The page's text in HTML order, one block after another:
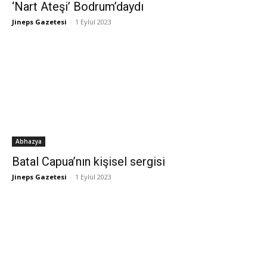
‘Nart Ateşi’ Bodrum’daydı
Jineps Gazetesi - 1 Eylül 2023
Abhazya
Batal Capua’nın kişisel sergisi
Jineps Gazetesi - 1 Eylül 2023